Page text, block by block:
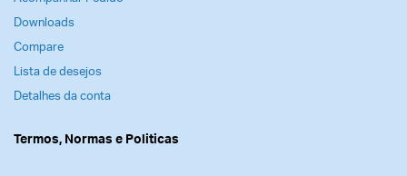
Downloads
Compare
Lista de desejos
Detalhes da conta
Termos, Normas e Politicas